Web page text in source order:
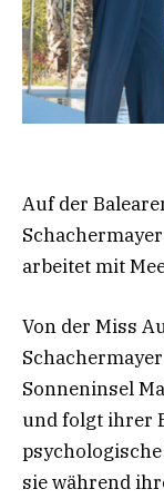
Auf der
arbeitet mit
Von der Miss
Sonneninsel
und folgt ihrer
sie während